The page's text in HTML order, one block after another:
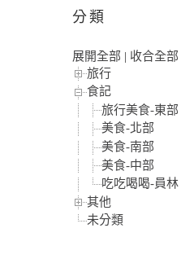
分類
展開全部 | 收合全部
旅行
食記
旅行美食-東部
美食-北部
美食-南部
美食-中部
吃吃喝喝-員林
其他
未分類